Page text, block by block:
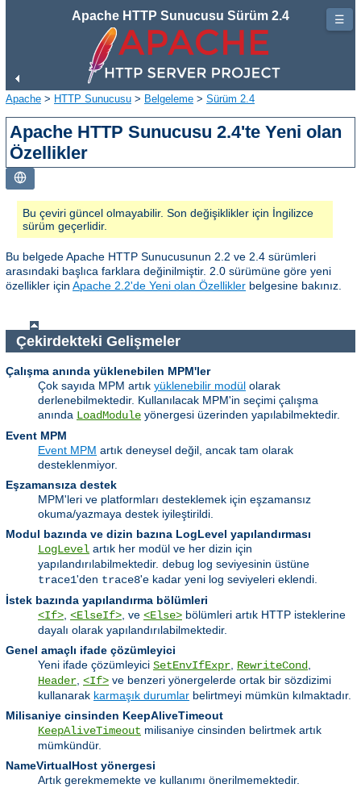
Apache HTTP Sunucusu Sürüm 2.4
Apache > HTTP Sunucusu > Belgeleme > Sürüm 2.4
Apache HTTP Sunucusu 2.4'te Yeni olan
Özellikler
Bu çeviri güncel olmayabilir. Son değişiklikler için İngilizce
sürüm geçerlidir.
Bu belgede Apache HTTP Sunucusunun 2.2 ve 2.4 sürümleri
arasındaki başlıca farklara değinilmiştir. 2.0 sürümüne göre yeni
özellikler için Apache 2.2'de Yeni olan Özellikler belgesine bakınız.
Çekirdekteki Gelişmeler
Çalışma anında yüklenebilen MPM'ler
Çok sayıda MPM artık yüklenebilir modül olarak
derlenebilmektedir. Kullanılacak MPM'in seçimi çalışma
anında LoadModule yönergesi üzerinden yapılabilmektedir.
Event MPM
Event MPM artık deneysel değil, ancak tam olarak
desteklenmiyor.
Eşzamansıza destek
MPM'leri ve platformları desteklemek için eşzamansız
okuma/yazmaya destek iyileştirildi.
Modul bazında ve dizin bazına LogLevel yapılandırması
LogLevel artık her modül ve her dizin için
yapılandırılabilmektedir. debug log seviyesinin üstüne
trace1'den trace8'e kadar yeni log seviyeleri eklendi.
İstek bazında yapılandırma bölümleri
<If> <ElseIf> , ve <Else> bölümleri artık HTTP isteklerine
dayalı olarak yapılandırılabilmektedir.
Genel amaçlı ifade çözümleyici
Yeni ifade çözümleyici SetEnvIfExpr RewriteCond
Header <If> ve benzeri yönergelerde ortak bir sözdizimi
kullanarak karmaşık durumlar belirtmeyi mümkün kılmaktadır.
Milisaniye cinsinden KeepAliveTimeout
KeepAliveTimeout milisaniye cinsinden belirtmek artık
mümkündür.
NameVirtualHost yönergesi
Artık gerekmemekte ve kullanımı önerilmemektedir.
☰